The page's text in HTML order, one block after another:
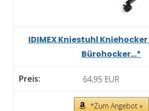
IDIMEX Kniestuhl
Bürohocker...*
64,95 EUR
*Zum Angebot »